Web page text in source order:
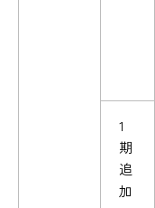
1
期
追
加